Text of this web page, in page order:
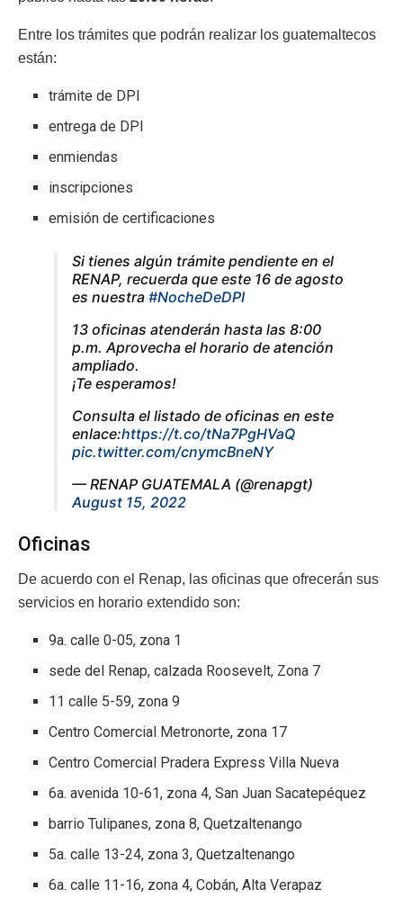
Entre los trámites que podrán realizar los guatemaltecos
están:
trámite de DPI
entrega de DPI
enmiendas
inscripciones
emisión de certificaciones
Si tienes algún trámite pendiente en el
RENAP, recuerda que este 16 de agosto
es nuestra #NocheDeDPI
13 oficinas atenderán hasta las 8:00
p.m. Aprovecha el horario de atención
ampliado.
¡Te esperamos!
Consulta el listado de oficinas en este
enlace:https://t.co/tNa7PgHVaQ
pic.twitter.com/cnymcBneNY
— RENAP GUATEMALA (@renapgt)
August 15, 2022
Oficinas
De acuerdo con el Renap, las oficinas que ofrecerán sus
servicios en horario extendido son:
9a. calle 0-05, zona 1
sede del Renap, calzada Roosevelt, Zona 7
11 calle 5-59, zona 9
Centro Comercial Metronorte, zona 17
Centro Comercial Pradera Express Villa Nueva
6a. avenida 10-61, zona 4, San Juan Sacatepéquez
barrio Tulipanes, zona 8, Quetzaltenango
5a. calle 13-24, zona 3, Quetzaltenango
6a. calle 11-16, zona 4, Cobán, Alta Verapaz